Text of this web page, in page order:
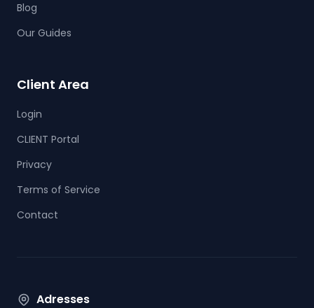
Blog
Our Guides
Client Area
Login
CLIENT Portal
Privacy
Terms of Service
Contact
Adresses